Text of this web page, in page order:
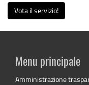
Vota il servizio!
Menu principale
Amministrazione